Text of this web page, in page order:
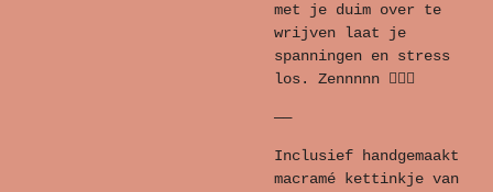
met je duim over te
wrijven laat je
spanningen en stress
los. Zennnnn 🧘🏼‍♀️
——
Inclusief handgemaakt
macramé kettinkje van